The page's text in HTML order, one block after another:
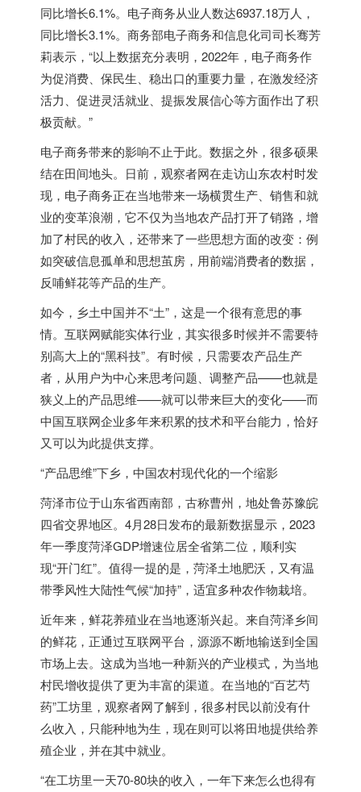
同比增长6.1%。电子商务从业人数达6937.18万人，
同比增长3.1%。商务部电子商务和信息化司司长骞芳
莉表示，“以上数据充分表明，2022年，电子商务作
为促消费、保民生、稳出口的重要力量，在激发经济
活力、促进灵活就业、提振发展信心等方面作出了积
极贡献。”
电子商务带来的影响不止于此。数据之外，很多硕果
结在田间地头。日前，观察者网在走访山东农村时发
现，电子商务正在当地带来一场横贯生产、销售和就
业的变革浪潮，它不仅为当地农产品打开了销路，增
加了村民的收入，还带来了一些思想方面的改变：例
如突破信息孤单和思想茧房，用前端消费者的数据，
反哺鲜花等产品的生产。
如今，乡土中国并不“土”，这是一个很有意思的事
情。互联网赋能实体行业，其实很多时候并不需要特
别高大上的“黑科技”。有时候，只需要农产品生产
者，从用户为中心来思考问题、调整产品——也就是
狭义上的产品思维——就可以带来巨大的变化——而
中国互联网企业多年来积累的技术和平台能力，恰好
又可以为此提供支撑。
“产品思维”下乡，中国农村现代化的一个缩影
菏泽市位于山东省西南部，古称曹州，地处鲁苏豫皖
四省交界地区。4月28日发布的最新数据显示，2023
年一季度菏泽GDP增速位居全省第二位，顺利实
现“开门红”。值得一提的是，菏泽土地肥沃，又有温
带季风性大陆性气候“加持”，适宜多种农作物栽培。
近年来，鲜花养殖业在当地逐渐兴起。来自菏泽乡间
的鲜花，正通过互联网平台，源源不断地输送到全国
市场上去。这成为当地一种新兴的产业模式，为当地
村民增收提供了更为丰富的渠道。在当地的“百艺芍
药”工坊里，观察者网了解到，很多村民以前没有什
么收入，只能种地为生，现在则可以将田地提供给养
殖企业，并在其中就业。
“在工坊里一天70-80块的收入，一年下来怎么也得有